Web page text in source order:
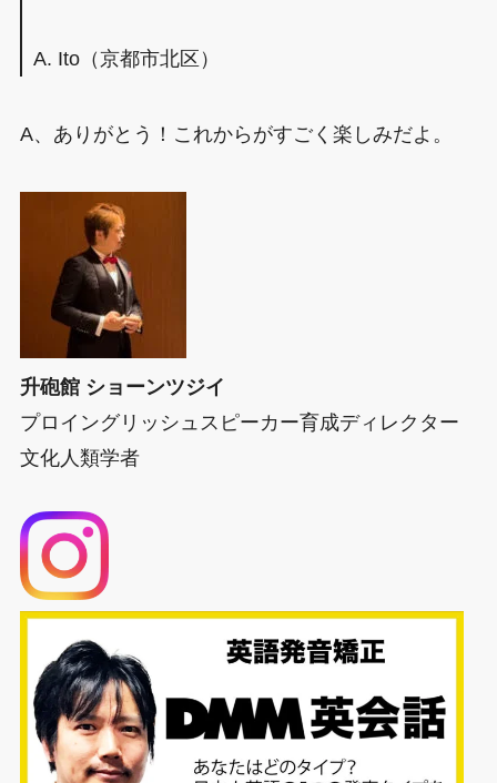
A. Ito（京都市北区）
A、ありがとう！これからがすごく楽しみだよ。
升砲館 ショーンツジイ
プロイングリッシュスピーカー育成ディレクター
文化人類学者